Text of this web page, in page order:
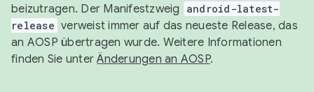
beizutragen. Der Manifestzweig
android-latest-
release verweist immer auf das neueste Release, das
an AOSP übertragen wurde. Weitere Informationen
finden Sie unterÄnderungen an AOSP.